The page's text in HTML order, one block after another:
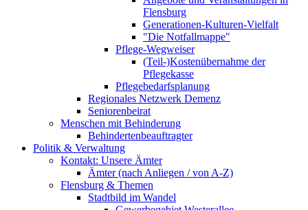
Flensburg
Generationen-Kulturen-Vielfalt
"Die Notfallmappe"
Pflege-Wegweiser
(Teil-)Kostenübernahme der
Pflegekasse
Pflegebedarfsplanung
Regionales Netzwerk Demenz
Seniorenbeirat
Menschen mit Behinderung
Behindertenbeauftragter
Politik & Verwaltung
Kontakt: Unsere Ämter
Ämter (nach Anliegen / von A-Z)
Flensburg & Themen
Stadtbild im Wandel